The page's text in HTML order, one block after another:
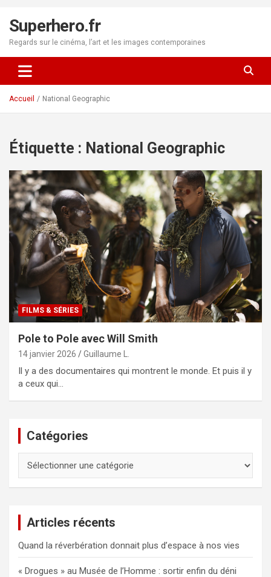
contenu
Superhero.fr
Regards sur le cinéma, l’art et les images contemporaines
Accueil National Geographic
Étiquette : National Geographic
FILMS & SÉRIES
Pole to Pole avec Will Smith
14 janvier 2026 Guillaume L.
Il y a des documentaires qui montrent le monde. Et puis il y
a ceux qui…
Catégories
Articles récents
Quand la réverbération donnait plus d’espace à nos vies
« Drogues » au Musée de l’Homme : sortir enfin du déni